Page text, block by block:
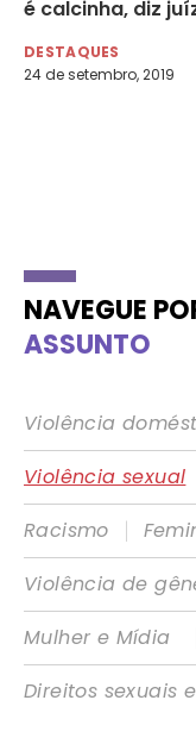
é calcinha, diz
DESTAQUES
24 de setembro, 2019
NAVEGUE
ASSUNTO
Violência
Violência sexual
Racismo
|
Violência de
Mulher e Mídia
Direitos sexuais